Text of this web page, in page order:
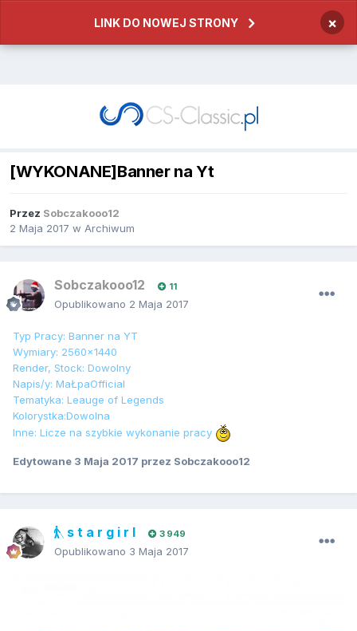
LINK DO NOWEJ STRONY ×
[WYKONANE]Banner na Yt
Przez Sobczakooo12
2 Maja 2017 w Archiwum
Sobczakooo12 11
Opublikowano 2 Maja 2017
Typ Pracy: Banner na YT
Wymiary: 2560x1440
Render, Stock: Dowolny
Napis/y: MaŁpaOfficial
Tematyka: Leauge of Legends
Kolorystka:Dowolna
Inne: Licze na szybkie wykonanie pracy
Edytowane 3 Maja 2017 przez Sobczakooo12
s t a r g i r l 3 949
Opublikowano 3 Maja 2017